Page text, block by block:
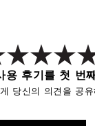
용 후기를 첫 번
당신의 의견을 공유